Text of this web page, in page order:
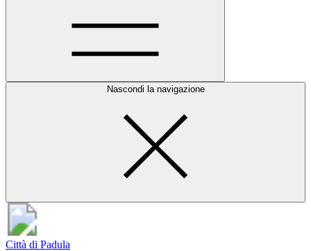
Nascondi la navigazione
Città di Padula